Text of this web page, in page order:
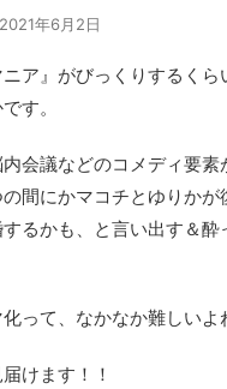
2021年6月2日
ニア』がびっくりするく
す。
会議などのコメディ要
間にかマコチとゆりか
るかも、と言い出す＆
って、なかなか難しいよ
けます！！